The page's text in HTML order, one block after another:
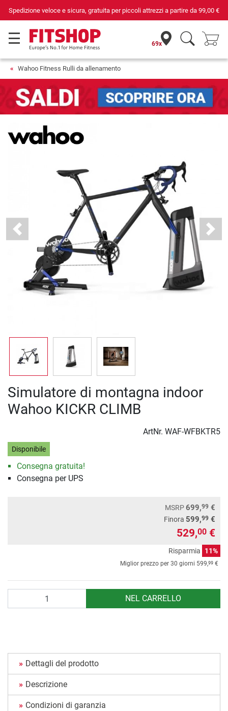
gratuita per piccoli attrezzi a partire da99,00 € Da 42 anni i tuoi
69x
Wahoo Fitness Rulli da allenamento
Previous Next
Simulatore di montagna indoor
Wahoo KICKR CLIMB
ArtNr. WAF-WFBKTR5
Disponibile
Consegna gratuita!
Consegna per UPS
MSRP699,99 €
Finora 599,99 €
529,00 €
Risparmia 11%
Miglior prezzo per 30 giorni 599,99 €
NEL CARRELLO
Dettagli del prodotto
Descrizione
Condizioni di garanzia